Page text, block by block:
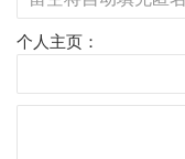
个人主页：